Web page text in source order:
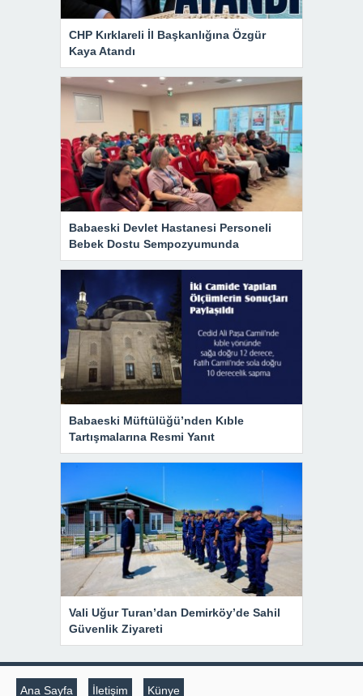
CHP Kırklareli İl Başkanlığına Özgür
Kaya Atandı
Babaeski Devlet Hastanesi Personeli
Bebek Dostu Sempozyumunda
Babaeski Müftülüğü’nden Kıble
Tartışmalarına Resmi Yanıt
Vali Uğur Turan’dan Demirköy’de Sahil
Güvenlik Ziyareti
Ana Sayfa İletişim Künye